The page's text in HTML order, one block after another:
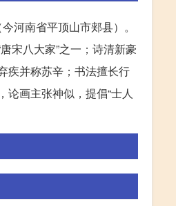
河南省平顶山市郏县）。
宋八大家”之一；诗清新豪
疾并称苏辛；书法擅长行
画主张神似，提倡“士人